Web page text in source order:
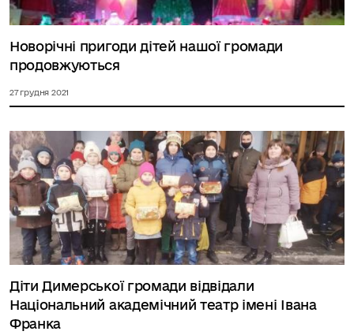
Новорічні пригоди дітей нашої громади
продовжуються
27 грудня 2021
Діти Димерської громади відвідали
Національний академічний театр імені Івана
Франка